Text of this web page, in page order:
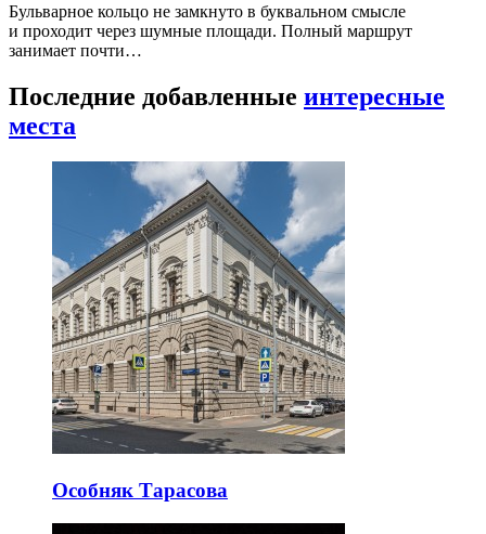
Бульварное кольцо не замкнуто в буквальном смысле
и проходит через шумные площади. Полный маршрут
занимает почти…
Последние добавленные интересные
места
Особняк Тарасова